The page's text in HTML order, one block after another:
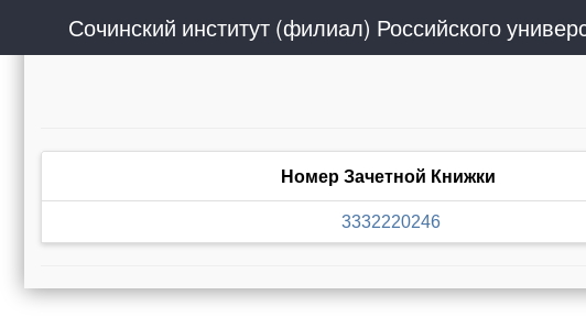
Номер Зачетной Книжки
3332220246